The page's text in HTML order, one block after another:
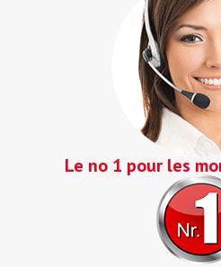
Le no 1 pour les